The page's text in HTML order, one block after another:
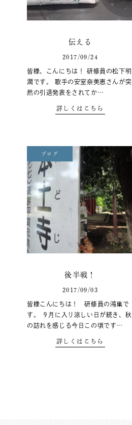
伝える
2017/09/24
皆様、こんにちは！ 研修員の松下明
潤です。 歌手の安室奈美恵さんが突
然の引退発表をされてか…
詳しくはこちら
ブログ
後半戦！
2017/09/03
皆様こんにちは！ 研修員の鴻巢で
す。 ９月に入り涼しい日が続き、秋
の訪れを感じる今日この頃です…
詳しくはこちら